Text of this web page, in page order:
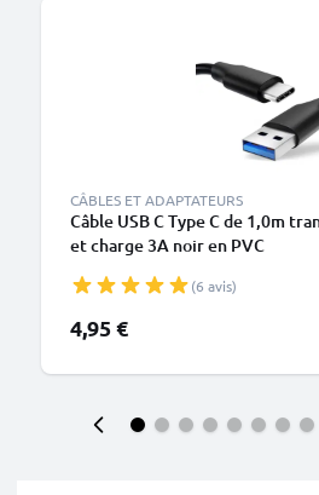
CÂBLES ET ADAPTATEURS
Câble USB C Type C de 1,0m
et charge 3A noir en PVC
(6 avis)
4,95 €